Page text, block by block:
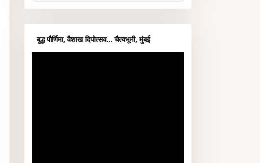
बुद्ध पौर्णिमा, वैशाख दिपोत्सव... चैत्यभूमी, मुंबई